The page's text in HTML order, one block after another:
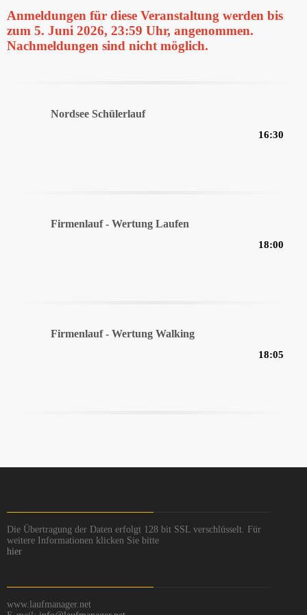
Anmeldungen für diese Veranstaltung werden bis
zum 5. Juni 2026, 23:59 Uhr, angenommen.
Nachmeldungen sind nicht möglich.
Nordsee Schülerlauf
16:30
Firmenlauf - Wertung Laufen
18:00
Firmenlauf - Wertung Walking
18:05
Die Übertragung der Daten erfolgt 128 bit SSL verschlüsselt. Für
weitere Informationen klicken Sie bitte
hier
www.laufmanager.net